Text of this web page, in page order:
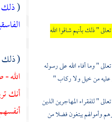
" ذلك بأنهم شاقوا الله
" وما أفاء الله على رسوله
عليه من خيل ولا ركاب "
" للفقراء المهاجرين الذين
وأموالهم يبتغون فضلا من
(ذلك
(
الله
أنك